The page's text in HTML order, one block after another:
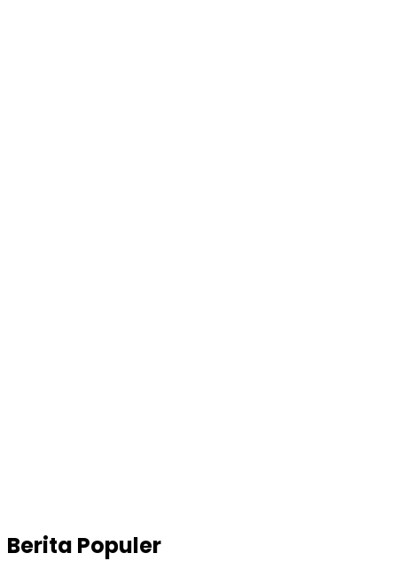
Berita Populer